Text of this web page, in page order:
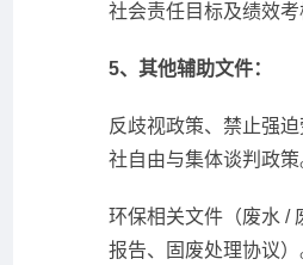
社会责任目标及绩效考
5、其他辅助文件：
反歧视政策、禁止强
社自由与集体谈判政策
环保相关文件（废水 /
报告、固废处理协议）